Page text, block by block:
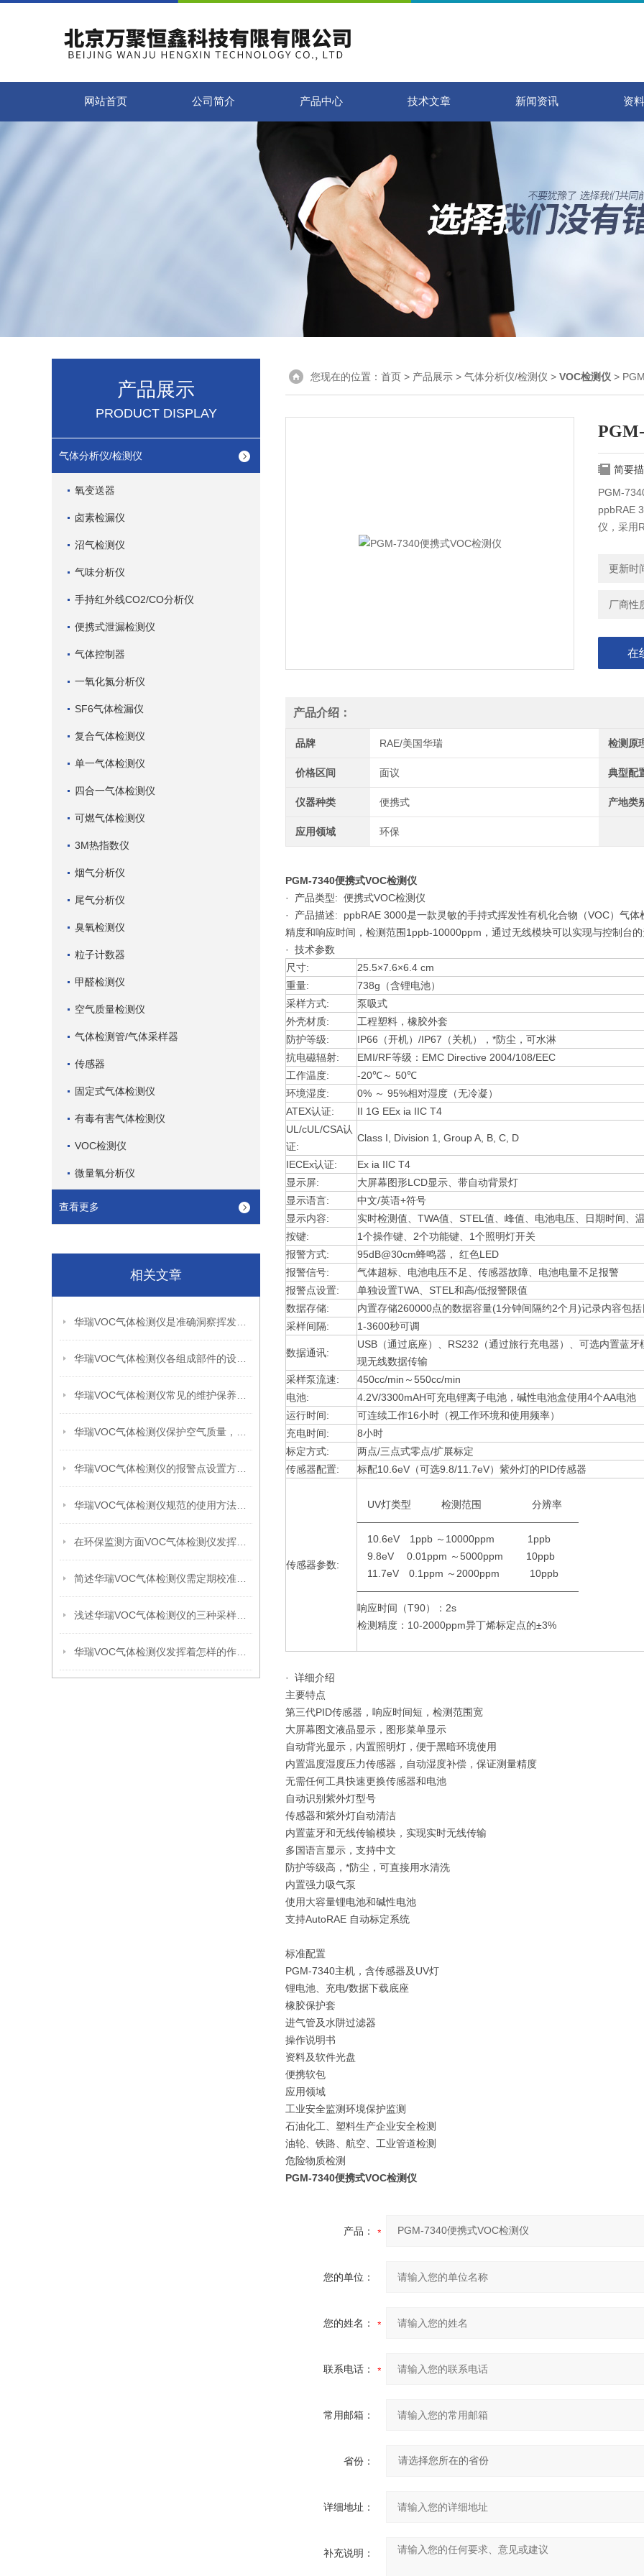
网站首页 公司简介 产品中心 技术文章 新闻资讯 资
产品展示
PRODUCT DISPLAY
气体分析仪/检测仪
氧变送器
卤素检漏仪
沼气检测仪
气味分析仪
手持红外线CO2/CO分析仪
便携式泄漏检测仪
气体控制器
一氧化氮分析仪
SF6气体检漏仪
复合气体检测仪
单一气体检测仪
四合一气体检测仪
可燃气体检测仪
3M热指数仪
烟气分析仪
尾气分析仪
臭氧检测仪
粒子计数器
甲醛检测仪
空气质量检测仪
气体检测管/气体采样器
传感器
固定式气体检测仪
有毒有害气体检测仪
VOC检测仪
微量氧分析仪
查看更多
相关文章
您现在的位置： 首页 > 产品展示 > 气体分析仪/检测仪 > VOC检测仪 >
简要
PGM-
ppbRAE
仪，采用
无线数
更新时
厂商性
在
产品介绍：
品牌 RAE/美国华瑞 检测原
价格区间 面议 典型配
仪器种类 便携式 产地类
应用领域 环保
PGM-7340便携式VOC检测仪
· 产品类型: 便携式VOC检测仪
· 产品描述: ppbRAE 3000是一款灵敏的手持式挥发性有机化合物（VOC）气
精度和响应时间，检测范围1ppb-10000ppm，通过无线模块可以实现与控制台
· 技术参数
尺寸:
25.5×7.6×6.4 cm
重量:
738g（含锂电池）
采样方式:
泵吸式
外壳材质:
工程塑料，橡胶外套
防护等级:
IP66（开机）/IP67（关机），*防尘，可水淋
抗电磁辐射:
EMI/RF等级：EMC Directive 2004/108/EEC
工作温度:
-20℃～ 50℃
环境湿度:
0% ～ 95%相对湿度（无冷凝）
ATEX认证:
II 1G EEx ia IIC T4
UL/cUL/CSA认
证:
Class I, Division 1, Group A, B, C, D
IECEx认证:
Ex ia IIC T4
显示屏:
大屏幕图形LCD显示、带自动背景灯
显示语言:
中文/英语+符号
显示内容:
实时检测值、TWA值、STEL值、峰值、电池电压、日期时间、
按键:
1个操作键、2个功能键、1个照明灯开关
报警方式:
95dB@30cm蜂鸣器， 红色LED
报警信号:
气体超标、电池电压不足、传感器故障、电池电量不足报警
报警点设置:
单独设置TWA、STEL和高/低报警限值
数据存储:
内置存储260000点的数据容量(1分钟间隔约2个月)记录内容包
采样间隔:
1-3600秒可调
数据通讯:
USB（通过底座）、RS232（通过旅行充电器）、可选内置蓝
现无线数据传输
采样泵流速:
450cc/min～550cc/min
电池:
4.2V/3300mAH可充电锂离子电池，碱性电池盒使用4个AA电池
运行时间:
可连续工作16小时（视工作环境和使用频率）
充电时间:
8小时
标定方式:
两点/三点式零点/扩展标定
传感器配置:
标配10.6eV（可选9.8/11.7eV）紫外灯的PID传感器
传感器参数:
UV灯类型 检测范围 分辨率
——————————————————————
10.6eV 1ppb ～10000ppm 1ppb
9.8eV 0.01ppm ～5000ppm 10ppb
11.7eV 0.1ppm ～2000ppm 10ppb
——————————————————————
响应时间（T90）：2s
检测精度：10-2000ppm异丁烯标定点的±3%
· 详细介绍
主要特点
第三代PID传感器，响应时间短，检测范围宽
大屏幕图文液晶显示，图形菜单显示
自动背光显示，内置照明灯，便于黑暗环境使用
内置温度湿度压力传感器，自动湿度补偿，保证测量精度
无需任何工具快速更换传感器和电池
自动识别紫外灯型号
传感器和紫外灯自动清洁
内置蓝牙和无线传输模块，实现实时无线传输
多国语言显示，支持中文
防护等级高，*防尘，可直接用水清洗
内置强力吸气泵
使用大容量锂电池和碱性电池
支持AutoRAE 自动标定系统
标准配置
PGM-7340主机，含传感器及UV灯
锂电池、充电/数据下载底座
橡胶保护套
进气管及水阱过滤器
操作说明书
资料及软件光盘
便携软包
应用领域
工业安全监测环境保护监测
石油化工、塑料生产企业安全检测
油轮、铁路、航空、工业管道检测
危险物质检测
PGM-7340便携式VOC检测仪
产品：
您的单位：
您的姓名：
联系电话：
常用邮箱：
省份：
详细地址：
补充说明：